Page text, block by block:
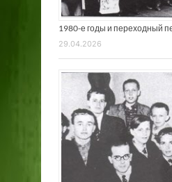
1980-е годы и переходный
29.04.2026